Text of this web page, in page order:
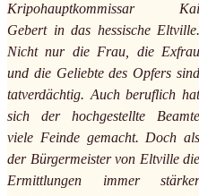
Kripohauptkommissar Kai
Gebert in das hessische Eltville.
Nicht nur die Frau, die Exfrau
und die Geliebte des Opfers sind
tatverdächtig. Auch beruflich hat
sich der hochgestellte Beamte
viele Feinde gemacht. Doch als
der Bürgermeister von Eltville die
Ermittlungen immer stärker